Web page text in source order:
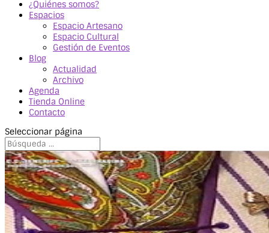
¿Quiénes somos?
Espacios
Espacio Artesano
Espacio Cultural
Gestión de Eventos
Blog
Actualidad
Archivo
Agenda
Tienda Online
Contacto
Seleccionar página